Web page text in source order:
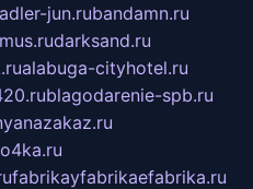
adler-jun.rubandamn.ru
darksand.ru
alabuga-cityhotel.ru
blagodarenie-spb.ru
fabrikayfabrikaefabrika.ru